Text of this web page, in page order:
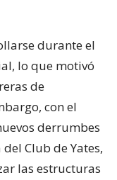
durante el
lo que motivó
de
con el
derrumbes
Club de Yates,
las estructuras